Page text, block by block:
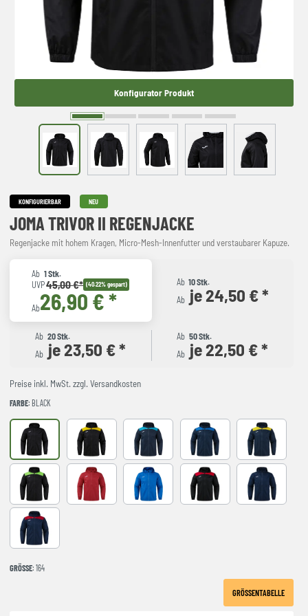
Konfigurator Produkt
KONFIGURIERBAR NEU
JOMA TRIVOR II REGENJACKE
Regenjacke mit hohem Kragen, Micro-Mesh-Innenfutter und verstaubarer Kapuze.
Ab 1 Stk.
UVP45,00 €* (40.22% gespart)
Ab26,90 € *
Ab 10 Stk.
Ab je 24,50 € *
Ab 20 Stk.
Ab je 23,50 € *
Ab 50 Stk.
Ab je 22,50 € *
Preise inkl. MwSt. zzgl. Versandkosten
FARBE: BLACK
black BLACK-YELLOW DARK NAVY TURQUESANAVY-ROYAL NAVY-
NEGRO-VERDE FLUOR
RED royal BLACK-RED Navy
NAVY-RED
GRÖSSE : 164
GRÖSSENTABELLE